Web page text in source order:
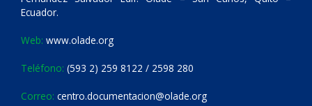
Ecuador.
Web: www.olade.org
Teléfono: (593 2) 259 8122 / 2598 280
Correo: centro.documentacion@olade.org